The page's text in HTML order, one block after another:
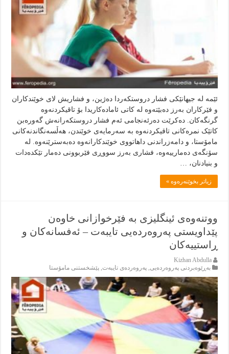
ئێمە لە جیهانێکی فشار دروستکەردا دەژین، و فشاریش لای خوێندکاران
و فێرکاران بەرز دەبێتەوە لە کاتی ئامادەکاریدا بۆ تاقیکردنەوە
گرنگەکان. دەکرێت دەرئەنجامی ئەم فشار دروستکەرانەش گەورەبن
کاتێک نمرەکانی تاقیکردنەوە بە سەرمایەی خوێندن، هەڵسەنگاندنەکانی
مامۆستا، و دامەزراندنی داهاتووی خوێندکارانەوە دەبەسترێنەوە. لە
سۆنگەی دەمارییەوە، فشاری بەرز سووڕی فێربوونی دەمار تێکدەدات
و بنیادنان، …
زياتر بخوێنەرەوە »
ووتنەوەی ئینگلیزی بە فێرخوازانی خاوەن
پێداویستی پەروەردەیی تایبەت – ئەفسانەکان و
ڕاستییەکان
Kizhan Abdulla
بەڕێوەبردنى پەروەردەيى,پەروەردەی تایبەت,پێشخستنى مامۆستا